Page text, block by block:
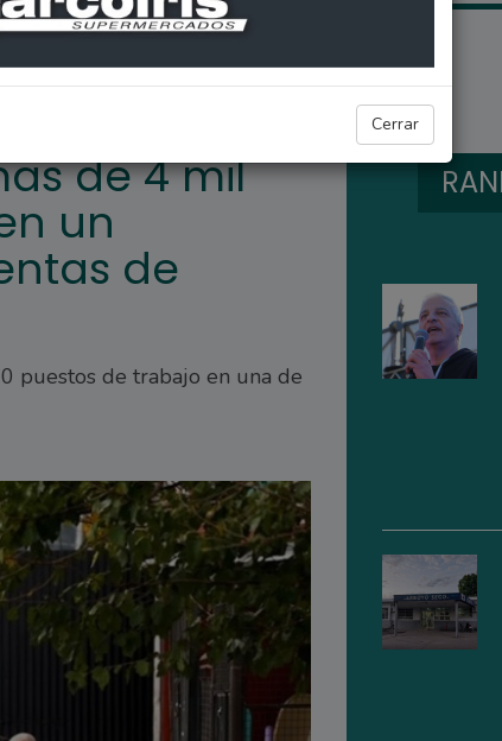
Cerrar
INTERÉS GENERAL
de 4 mil
un
de
puestos de trabajo en una de